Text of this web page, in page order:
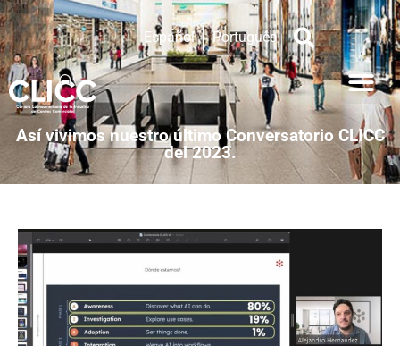
Español Português
Así vivimos nuestro último Conversatorio CLICC
del 2023.